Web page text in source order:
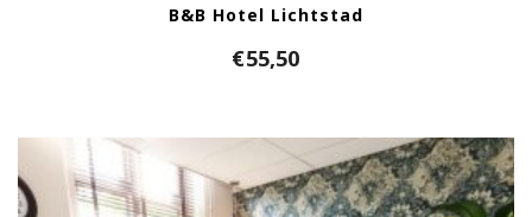
B&B Hotel Lichtstad
€55,50